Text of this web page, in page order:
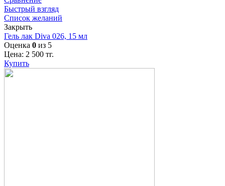
Быстрый взгляд
Список желаний
Закрыть
Гель лак Diva 026, 15 мл
Оценка 0 из 5
Цена: 2 500 тг.
Купить